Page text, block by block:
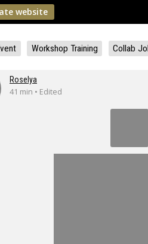
website
Workshop Training Collab
Roselya
41 min • Edited